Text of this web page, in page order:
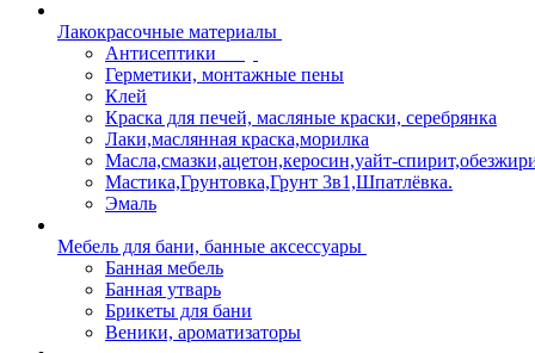
Лакокрасочные материалы
Антисептики
Герметики, монтажные пены
Клей
Краска для печей, масляные краски, серебрянка
Лаки,маслянная краска,морилка
Масла,смазки,ацетон,керосин,уайт-
Мастика,Грунтовка,Грунт 3в1,Шпатлёвка.
Эмаль
Мебель для бани, банные аксессуары
Банная мебель
Банная утварь
Брикеты для бани
Веники, ароматизаторы